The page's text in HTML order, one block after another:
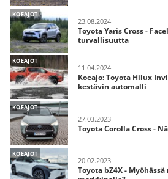
KOEAJOT
23.08.2024
Toyota Yaris Cross -
turvallisuutta
KOEAJOT
11.04.2024
Koeajo: Toyota Hilux
kestävin automalli
KOEAJOT
27.03.2023
Toyota Corolla Cross -
KOEAJOT
20.02.2023
Toyota bZ4X -